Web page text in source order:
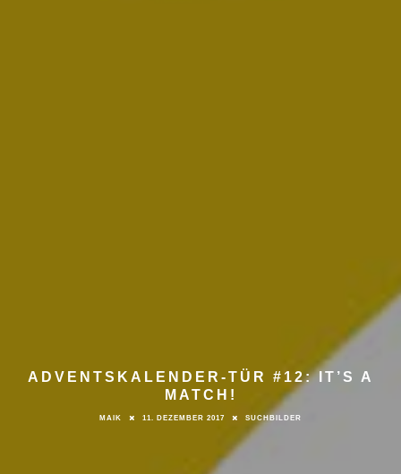
ADVENTSKALENDER-TÜR #12: IT’S A
MATCH!
MAIK 11. DEZEMBER 2017 SUCHBILDER